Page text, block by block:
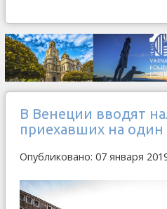
В Венеции вводят
приехавших на один
Опубликовано: 07 января